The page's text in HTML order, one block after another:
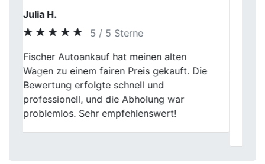
Heiner
5 / 5 Sterne
Wow! Fischer Autoankauf hat mein Auto
ruckzuck gekauft. Die Online-Bewertung
war super praktisch und das Angebot
überzeugend. Kein nerviges Warten,
sondern schnelle Abwicklung. Ich bin total
Previous